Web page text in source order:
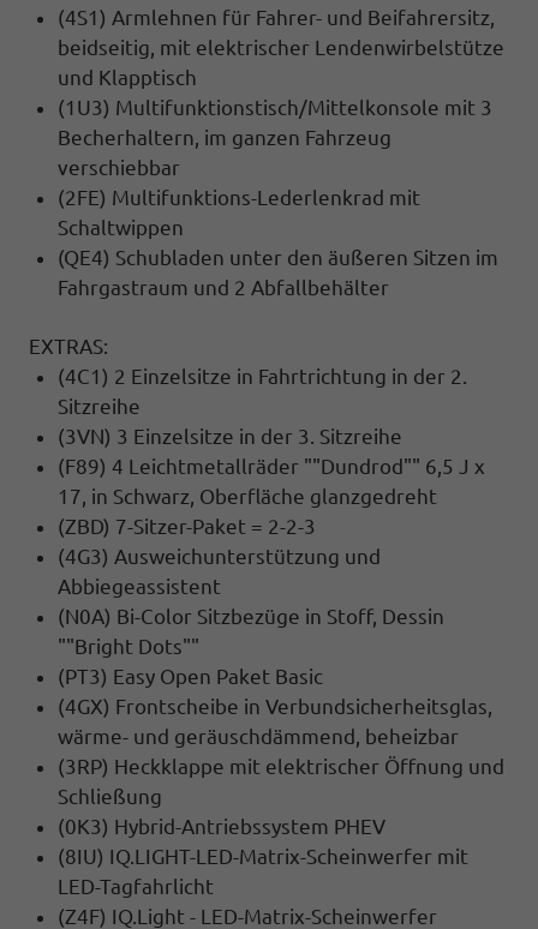
(4S1) Armlehnen für Fahrer- und Beifahrersitz,
beidseitig, mit elektrischer Lendenwirbelstütze
und Klapptisch
(1U3) Multifunktionstisch/Mittelkonsole mit 3
Becherhaltern, im ganzen Fahrzeug
verschiebbar
(2FE) Multifunktions-Lederlenkrad mit
Schaltwippen
(QE4) Schubladen unter den äußeren Sitzen im
Fahrgastraum und 2 Abfallbehälter
EXTRAS:
(4C1) 2 Einzelsitze in Fahrtrichtung in der 2.
Sitzreihe
(3VN) 3 Einzelsitze in der 3. Sitzreihe
(F89) 4 Leichtmetallräder ""Dundrod"" 6,5 J x
17, in Schwarz, Oberfläche glanzgedreht
(ZBD) 7-Sitzer-Paket = 2-2-3
(4G3) Ausweichunterstützung und
Abbiegeassistent
(N0A) Bi-Color Sitzbezüge in Stoff, Dessin
""Bright Dots""
(PT3) Easy Open Paket Basic
(4GX) Frontscheibe in Verbundsicherheitsglas,
wärme- und geräuschdämmend, beheizbar
(3RP) Heckklappe mit elektrischer Öffnung und
Schließung
(0K3) Hybrid-Antriebssystem PHEV
(8IU) IQ.LIGHT-LED-Matrix-Scheinwerfer mit
LED-Tagfahrlicht
(Z4F) IQ.Light - LED-Matrix-Scheinwerfer